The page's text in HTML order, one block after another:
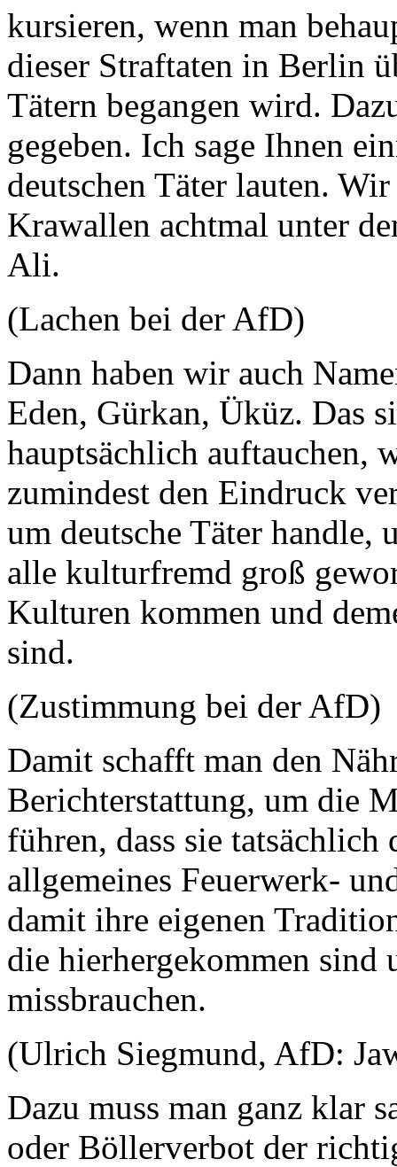
kursieren, wenn man
dieser Straftaten in Berlin
Tätern begangen wird.
gegeben. Ich sage Ihnen
deutschen Täter lauten.
Krawallen achtmal unter
Ali.
(Lachen bei der AfD)
Dann haben wir auch
Eden, Gürkan, Üküz. Das
hauptsächlich auftauchen,
zumindest den Eindruck
um deutsche Täter handle,
alle kulturfremd groß
Kulturen kommen und
sind.
(Zustimmung bei der AfD)
Damit schafft man den
Berichterstattung, um die
führen, dass sie tatsächlich
allgemeines Feuerwerk-
damit ihre eigenen
die hierhergekommen sind
missbrauchen.
(Ulrich Siegmund, AfD:
Dazu muss man ganz klar
oder Böllerverbot der